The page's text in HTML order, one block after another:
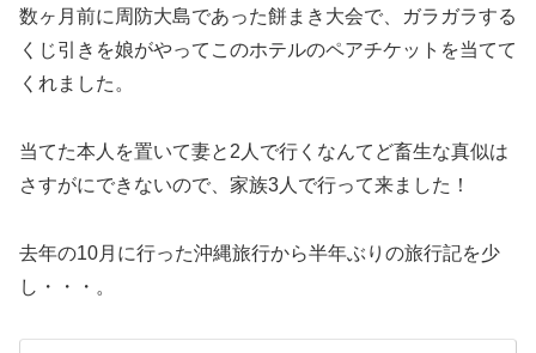
数ヶ月前に周防大島であった餅まき大会で、ガラガラする
くじ引きを娘がやってこのホテルのペアチケットを当てて
くれました。
当てた本人を置いて妻と2人で行くなんてど畜生な真似は
さすがにできないので、家族3人で行って来ました！
去年の10月に行った沖縄旅行から半年ぶりの旅行記を少
し・・・。